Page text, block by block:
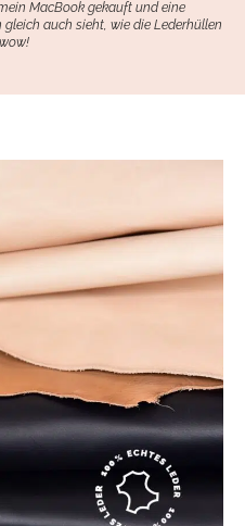
MacBook gekauft und eine
auch sieht, wie die Lederhüllen